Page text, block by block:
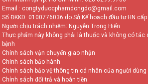
Email : congtyduocphamdongdo@gmail.com
Số ĐKKD: 0100776036 do Sở Kế hoạch đầu tư HN
Người chịu trách nhiệm: Nguyễn Trọng Hiển
Thực phẩm này không phải là thuốc và không có tác
bệnh
Chính sách vận chuyển giao nhận
Chính sách bảo hành
Chính sách bảo vệ thông tin cá nhân của người dùng
Chính sách đổi trả và hoàn tiền